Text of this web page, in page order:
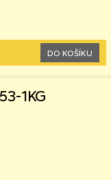
DO KOŠÍKU
1KG